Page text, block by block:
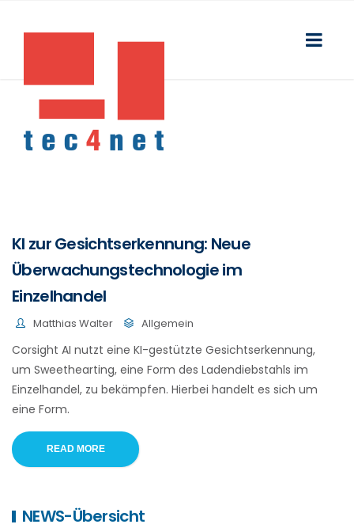
KI zur Gesichtserkennung: Neue
Überwachungstechnologie im
Einzelhandel
Matthias Walter Allgemein
Corsight AI nutzt eine KI-gestützte Gesichtserkennung,
um Sweethearting, eine Form des Ladendiebstahls im
Einzelhandel, zu bekämpfen. Hierbei handelt es sich um
eine Form.
READ MORE
NEWS-Übersicht